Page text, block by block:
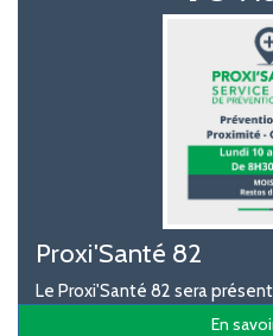
Proxi'Santé 82
Le Proxi'Santé 82 sera
En